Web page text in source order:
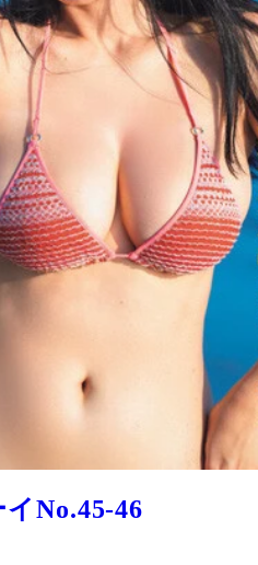
No.45-46